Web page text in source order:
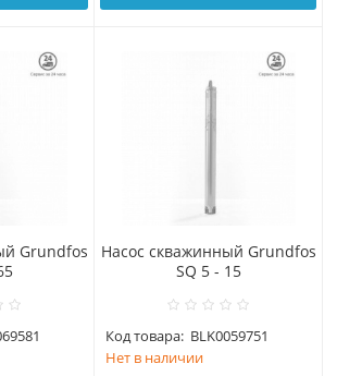
Grundfos
Насос скважинный Grundfos
SQ 5 - 15
Код товара: BLK0059751
Нет в наличии